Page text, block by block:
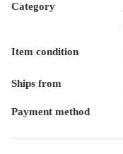
Category
Item condition
Ships from
Payment method